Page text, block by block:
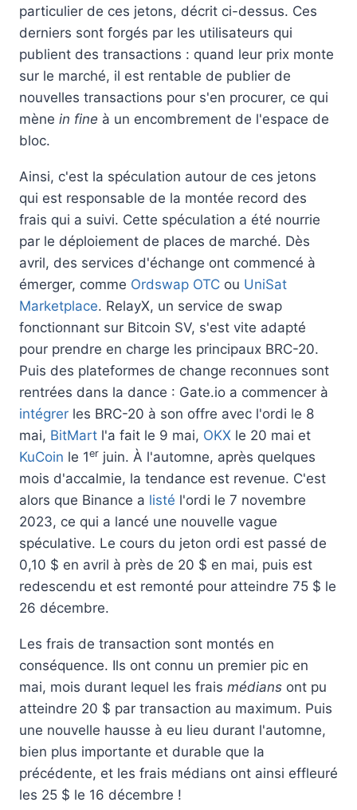
particulier de ces jetons, décrit ci-dessus. Ces
derniers sont forgés par les utilisateurs qui
publient des transactions : quand leur prix monte
sur le marché, il est rentable de publier de
nouvelles transactions pour s'en procurer, ce qui
mène in fine à un encombrement de l'espace de
bloc.
Ainsi, c'est la spéculation autour de ces jetons
qui est responsable de la montée record des
frais qui a suivi. Cette spéculation a été nourrie
par le déploiement de places de marché. Dès
avril, des services d'échange ont commencé à
émerger, comme Ordswap OTC ou UniSat
Marketplace. RelayX, un service de swap
fonctionnant sur Bitcoin SV, s'est vite adapté
pour prendre en charge les principaux BRC-20.
Puis des plateformes de change reconnues sont
rentrées dans la dance : Gate.io a commencer à
intégrer les BRC-20 à son offre avec l'ordi le 8
mai, BitMart l'a fait le 9 mai, OKX le 20 mai et
KuCoin le 1er juin. À l'automne, après quelques
mois d'accalmie, la tendance est revenue. C'est
alors que Binance a listé l'ordi le 7 novembre
2023, ce qui a lancé une nouvelle vague
spéculative. Le cours du jeton ordi est passé de
0,10 $ en avril à près de 20 $ en mai, puis est
redescendu et est remonté pour atteindre 75 $ le
26 décembre.
Les frais de transaction sont montés en
conséquence. Ils ont connu un premier pic en
mai, mois durant lequel les frais médians ont pu
atteindre 20 $ par transaction au maximum. Puis
une nouvelle hausse à eu lieu durant l'automne,
bien plus importante et durable que la
précédente, et les frais médians ont ainsi effleuré
les 25 $ le 16 décembre !